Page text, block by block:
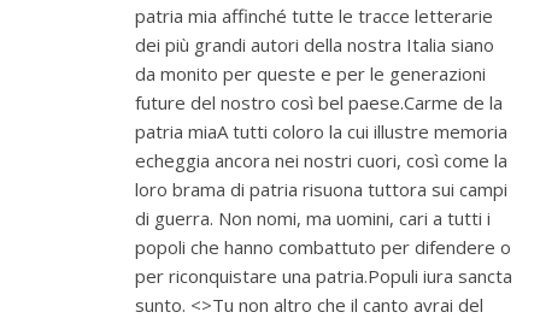
patria mia affinché tutte le tracce letterarie
dei più grandi autori della nostra Italia siano
da monito per queste e per le generazioni
future del nostro così bel paese.Carme de la
patria miaA tutti coloro la cui illustre memoria
echeggia ancora nei nostri cuori, così come la
loro brama di patria risuona tuttora sui campi
di guerra. Non nomi, ma uomini, cari a tutti i
popoli che hanno combattuto per difendere o
per riconquistare una patria.Populi iura sancta
sunto. <>Tu non altro che il canto avrai del